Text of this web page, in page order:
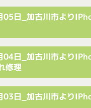
日_加古川市より
日_加古川市より
修理
日_加古川市より